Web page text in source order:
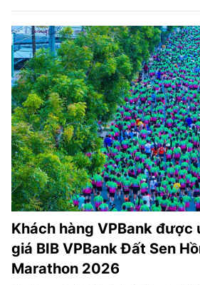
Khách hàng VPBank được
giá BIB VPBank Đất Sen
Marathon 2026